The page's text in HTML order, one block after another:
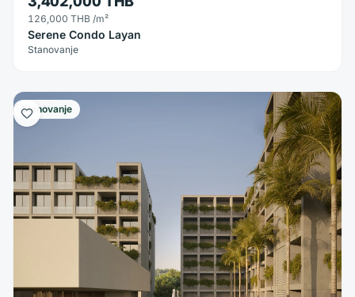
126,000 THB /m²
Serene Condo Layan
Stanovanje
Stanovanje